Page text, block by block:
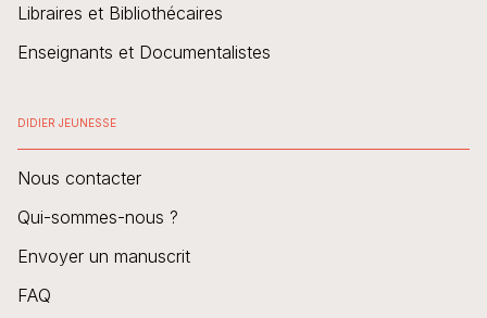
Libraires et Bibliothécaires
Enseignants et Documentalistes
DIDIER JEUNESSE
Nous contacter
Qui-sommes-nous ?
Envoyer un manuscrit
FAQ